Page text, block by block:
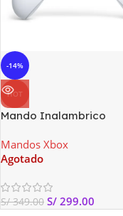
-14%
HOT
Mando Inalambrico
Bluetooth Color Blanco.
Mandos Xbox
Agotado
S/349.00 S/ 299.00